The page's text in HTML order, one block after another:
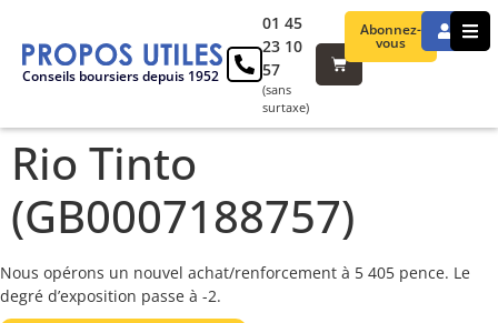
Conseils boursiers depuis 1952
Abonnez-
vous
01 45
23 10
57
(sans
surtaxe)
Rio Tinto
(GB0007188757)
Nous opérons un nouvel achat/renforcement à 5 405 pence. Le
degré d’exposition passe à -2.